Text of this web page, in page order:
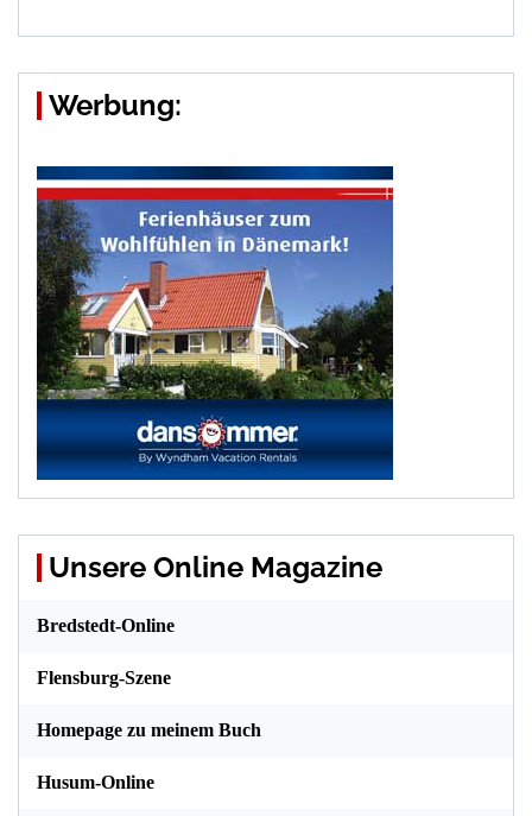
Werbung:
Unsere Online Magazine
Bredstedt-Online
Flensburg-Szene
Homepage zu meinem Buch
Husum-Online